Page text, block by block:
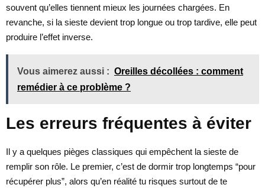
souvent qu’elles tiennent mieux les journées chargées. En
revanche, si la sieste devient trop longue ou trop tardive, elle peut
produire l’effet inverse.
Vous aimerez aussi : Oreilles décollées : comment
remédier à ce problème ?
Les erreurs fréquentes à éviter
Il y a quelques pièges classiques qui empêchent la sieste de
remplir son rôle. Le premier, c’est de dormir trop longtemps “pour
récupérer plus”, alors qu’en réalité tu risques surtout de te